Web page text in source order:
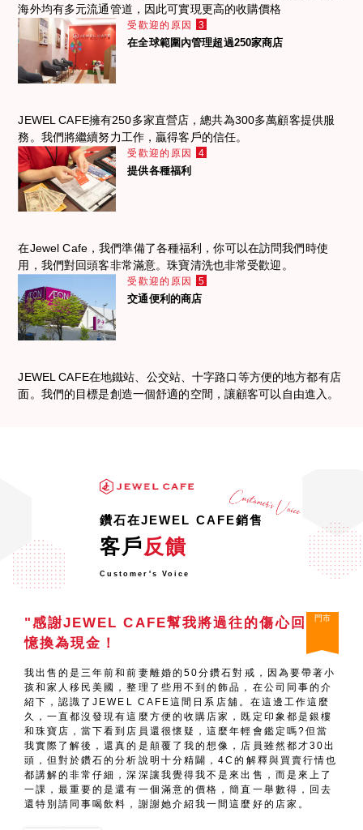
海外均有多元流通管道，因此可實現更高的收購價格
受歡迎的原因
3
在全球範圍內管理超過250家商店
JEWEL CAFE擁有250多家直營店，總共為300多萬顧客提供服
務。我們將繼續努力工作，贏得客戶的信任。
受歡迎的原因
4
提供各種福利
在Jewel Cafe，我們準備了各種福利，你可以在訪問我們時使
用，我們對回頭客非常滿意。珠寶清洗也非常受歡迎。
受歡迎的原因
5
交通便利的商店
JEWEL CAFE在地鐵站、公交站、十字路口等方便的地方都有店
面。我們的目標是創造一個舒適的空間，讓顧客可以自由進入。
鑽石在JEWEL CAFE銷售
客戶反饋
Customer's Voice
"感謝JEWEL CAFE幫我將過往的傷心回
憶換為現金！
門市
我出售的是三年前和前妻離婚的50分鑽石對戒，因為要帶著小
孩和家人移民美國，整理了些用不到的飾品，在公司同事的介
紹下，認識了JEWEL CAFE這間日系店舖。在這邊工作這麼
久，一直都沒發現有這麼方便的收購店家，既定印象都是銀樓
和珠寶店，當下看到店員還很懷疑，這麼年輕會鑑定嗎?但當
我實際了解後，還真的是顛覆了我的想像，店員雖然都才30出
頭，但對於鑽石的分析說明十分精闢，4C的解釋與買賣行情也
都講解的非常仔細，深深讓我覺得我不是來出售，而是來上了
一課，最重要的是還有一個滿意的價格，簡直一舉數得，回去
還特別請同事喝飲料，謝謝她介紹我一間這麼好的店家。